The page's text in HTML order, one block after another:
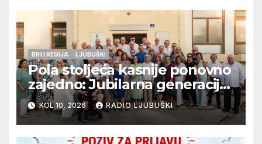
BIH I REGIJA LJUBUŠKI
Pola stoljeća kasnije ponovno
zajedno: Jubilarna generacija
Gimnazije Ljubuški proslavila
50 godina mature
KOL 10, 2026 RADIO LJUBUŠKI